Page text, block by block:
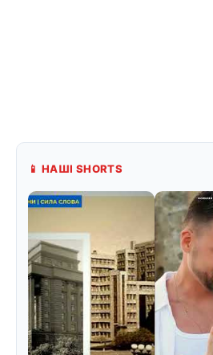
📱 НАШІ SHORTS